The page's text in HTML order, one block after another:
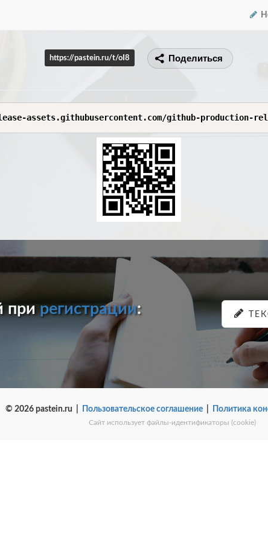
https://pastein.ru/t/oI8 Поделиться
assets.githubusercontent.com/github-production-release-
прирегистрации:
© 2026 pastein.ru | Пользовательское соглашение| Политика
Сайт использует файлы-идентификаторы (cookie)